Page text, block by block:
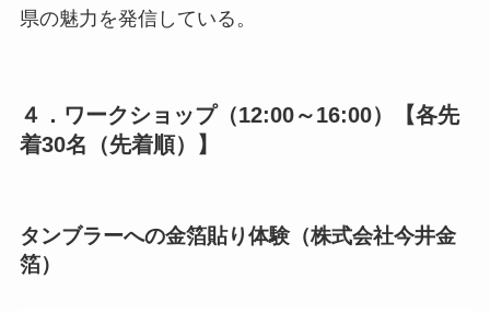
県の魅力を発信している。
４．ワークショップ（12:00～16:00）【各先
着30名（先着順）】
タンブラーへの金箔貼り体験（株式会社今井金
箔）